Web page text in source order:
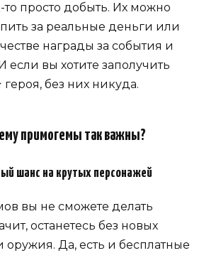
то просто добыть. Их можно
за реальные деньги или
награды за события и
если вы хотите заполучить
без них никуда.
примогемы так важны?
шанс на крутых персонажей
вы не сможете делать
останетесь без новых
Да, есть и бесплатные